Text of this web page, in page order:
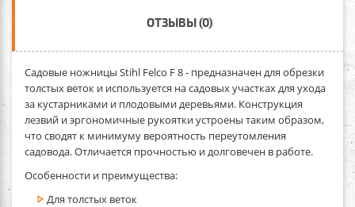
ОТЗЫВЫ (0)
Садовые ножницы Stihl Felco F 8- предназначен для обрезки
толстых веток и используется на садовых участках для ухода
за кустарниками и плодовыми деревьями. Конструкция
лезвий и эргономичные рукоятки устроены таким образом,
что сводят к минимуму вероятность переутомления
садовода. Отличается прочностью и долговечен в работе.
Особенности и преимущества:
Для толстых веток